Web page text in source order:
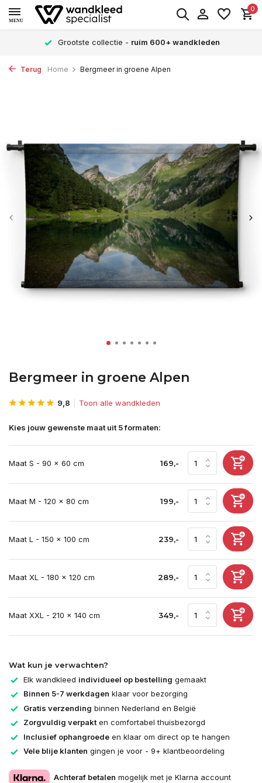
MENU
0
Grootste collectie - ruim 600+ wandkleden
Terug Home Bergmeer in groene Alpen
Bergmeer in groene Alpen
9,8 Toon alle wandkleden
Kies jouw gewenste maat uit 5 formaten:
Maat S - 90 x 60 cm 169,-
Maat M - 120 x 80 cm 199,-
Maat L - 150 x 100 cm 239,-
Maat XL - 180 x 120 cm 289,-
Maat XXL - 210 x 140 cm 349,-
Wat kun je verwachten?
Elk wandkleed individueel op bestelling gemaakt
Binnen 5-7 werkdagen klaar voor bezorging
Gratis verzending binnen Nederland en België
Zorgvuldig verpakten comfortabel thuisbezorgd
Inclusief ophangroede en klaar om direct op te hangen
Vele blije klanten gingen je voor - 9+ klantbeoordeling
Achteraf betalen mogelijk met je Klarna account